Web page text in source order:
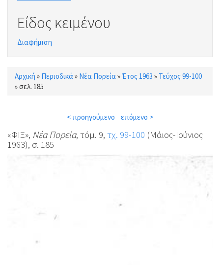
Είδος κειμένου
Διαφήμιση
Είστε εδώ
Αρχική » Περιοδικά » Νέα Πορεία »Έτος 1963 » Τεύχος 99-100
»σελ. 185
< προηγούμενο επόμενο >
«ΦΙΞ», Νέα Πορεία, τόμ. 9, τχ. 99-100 (Μάιος-Ιούνιος
1963), σ. 185